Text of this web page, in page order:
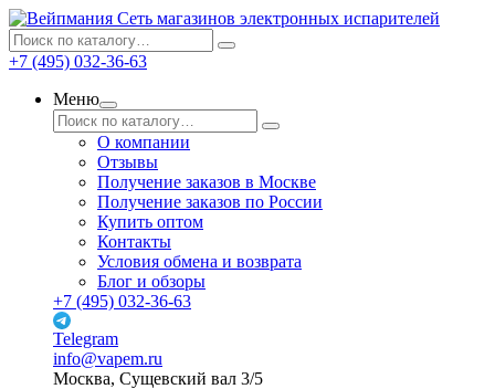
Сеть магазинов электронных испарителей
+7 (495) 032-36-63
Меню
О компании
Отзывы
Получение заказов в Москве
Получение заказов по России
Купить оптом
Контакты
Условия обмена и возврата
Блог и обзоры
+7 (495) 032-36-63
Telegram
info@vapem.ru
Москва, Сущевский вал 3/5